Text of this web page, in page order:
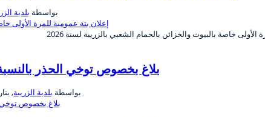
بواسطة بلدية
خاصة بالبيوت والخزائن بالحمام الشعبي بالزريبة لسنة 2026
بلاغ بخصوص توخي الحذر
بواسطة بلدية الزريبة,